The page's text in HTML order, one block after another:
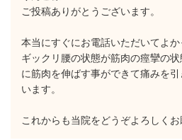
ご投稿ありがとうございます。
本当にすぐにお電話いただいてよか
ギックリ腰の状態が筋肉の痙攣の
に筋肉を伸ばす事ができて痛みを
います。
これからも当院をどうぞよろしくお